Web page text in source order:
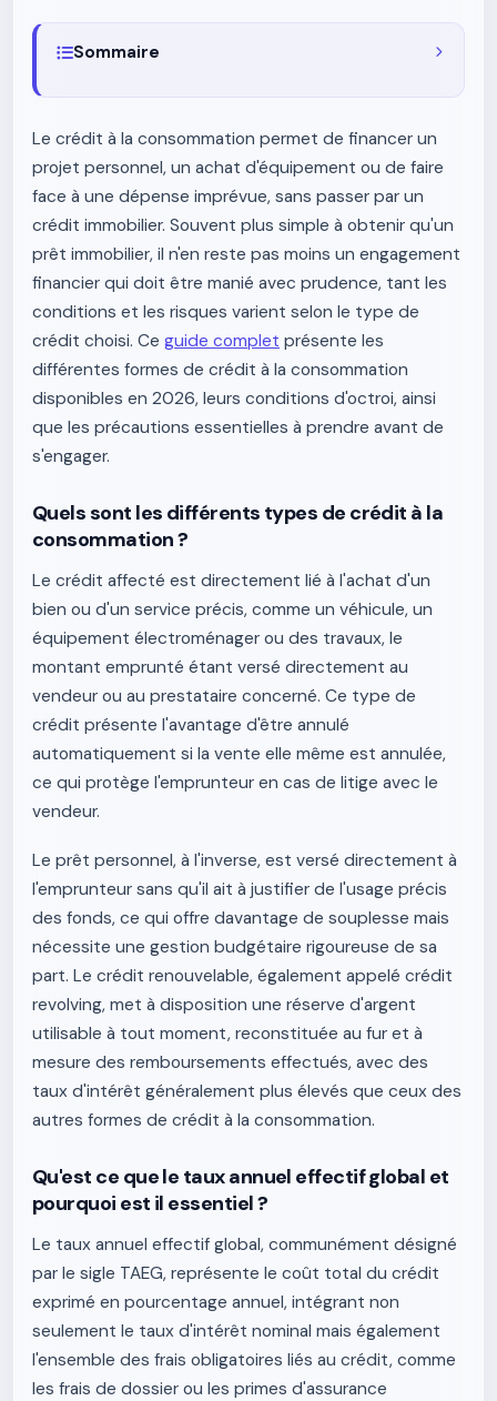
Sommaire
Le crédit à la consommation permet de financer un
projet personnel, un achat d'équipement ou de faire
face à une dépense imprévue, sans passer par un
crédit immobilier. Souvent plus simple à obtenir qu'un
prêt immobilier, il n'en reste pas moins un engagement
financier qui doit être manié avec prudence, tant les
conditions et les risques varient selon le type de
crédit choisi. Ce guide complet présente les
différentes formes de crédit à la consommation
disponibles en 2026, leurs conditions d'octroi, ainsi
que les précautions essentielles à prendre avant de
s'engager.
Quels sont les différents types de crédit à la
consommation ?
Le crédit affecté est directement lié à l'achat d'un
bien ou d'un service précis, comme un véhicule, un
équipement électroménager ou des travaux, le
montant emprunté étant versé directement au
vendeur ou au prestataire concerné. Ce type de
crédit présente l'avantage d'être annulé
automatiquement si la vente elle même est annulée,
ce qui protège l'emprunteur en cas de litige avec le
vendeur.
Le prêt personnel, à l'inverse, est versé directement à
l'emprunteur sans qu'il ait à justifier de l'usage précis
des fonds, ce qui offre davantage de souplesse mais
nécessite une gestion budgétaire rigoureuse de sa
part. Le crédit renouvelable, également appelé crédit
revolving, met à disposition une réserve d'argent
utilisable à tout moment, reconstituée au fur et à
mesure des remboursements effectués, avec des
taux d'intérêt généralement plus élevés que ceux des
autres formes de crédit à la consommation.
Qu'est ce que le taux annuel effectif global et
pourquoi est il essentiel ?
Le taux annuel effectif global, communément désigné
par le sigle TAEG, représente le coût total du crédit
exprimé en pourcentage annuel, intégrant non
seulement le taux d'intérêt nominal mais également
l'ensemble des frais obligatoires liés au crédit, comme
les frais de dossier ou les primes d'assurance